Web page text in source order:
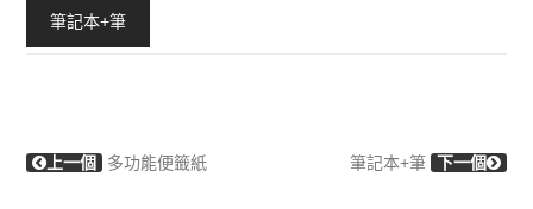
筆記本+筆
上一個 多功能便籤紙 筆記本+筆 下一個